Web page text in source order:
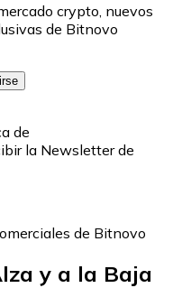
crypto, nuevos
de Bitnovo
de
la Newsletter de
de Bitnovo
y a la Baja